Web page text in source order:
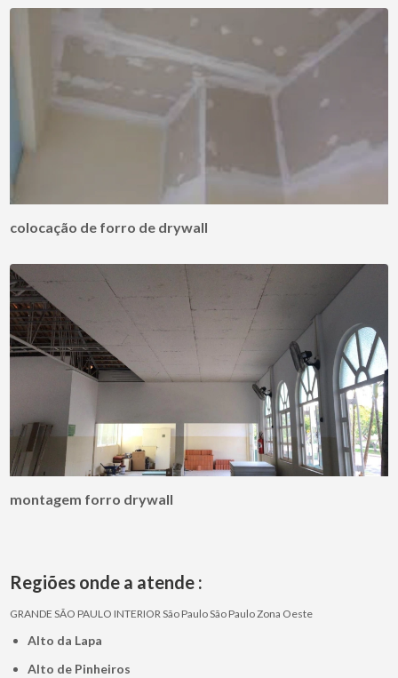
colocação de forro de drywall
montagem forro drywall
Regiões onde a atende :
GRANDE SÃO PAULO INTERIORSão PauloSão PauloZona Oeste
Alto da Lapa
Alto de Pinheiros